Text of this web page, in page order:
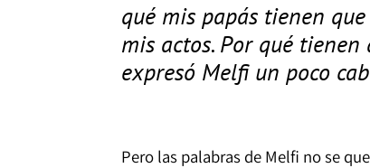
qué mis papás tienen
mis actos. Por qué tienen
expresó Melfi un poco
Pero las palabras de Melfi no se